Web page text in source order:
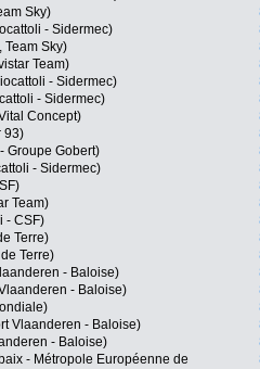
Sky)
- Sidermec)
Team Sky)
Team)
- Sidermec)
- Sidermec)
Concept)
93)
Groupe Gobert)
- Sidermec)
Team)
- CSF)
Terre)
Terre)
- Baloise)
- Baloise)
Vlaanderen - Baloise)
- Baloise)
- Métropole Européenne de